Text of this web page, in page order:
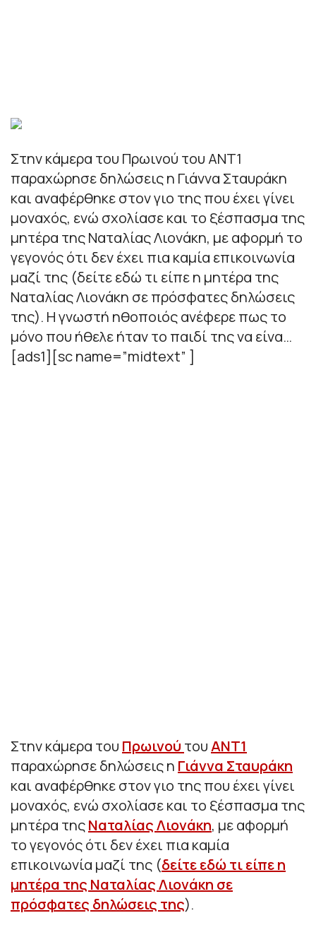
Στην κάμερα του Πρωινού του ΑΝΤ1
παραχώρησε δηλώσεις η Γιάννα Σταυράκη
και αναφέρθηκε στον γιο της που έχει γίνει
μοναχός, ενώ σχολίασε και το ξέσπασμα της
μητέρα της Ναταλίας Λιονάκη, με αφορμή το
γεγονός ότι δεν έχει πια καμία επικοινωνία
μαζί της (δείτε εδώ τι είπε η μητέρα της
Ναταλίας Λιονάκη σε πρόσφατες δηλώσεις
της). Η γνωστή ηθοποιός ανέφερε πως το
μόνο που ήθελε ήταν το παιδί της να είνα…
[ads1][sc name=”midtext” ]
Στην κάμερα του Πρωινού τουΑΝΤ1
παραχώρησε δηλώσεις η Γιάννα Σταυράκη
και αναφέρθηκε στον γιο της που έχει γίνει
μοναχός, ενώ σχολίασε και το ξέσπασμα της
μητέρα τηςΝαταλίας Λιονάκη, με αφορμή
το γεγονός ότι δεν έχει πια καμία
επικοινωνία μαζί της (δείτε εδώ τι είπε η
μητέρα της Ναταλίας Λιονάκη σε
πρόσφατες δηλώσεις της).